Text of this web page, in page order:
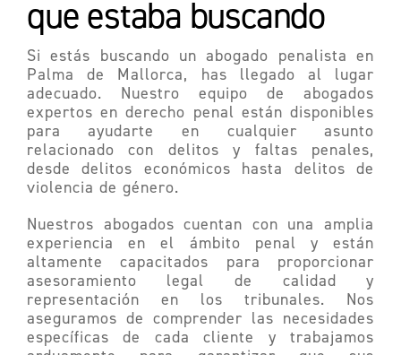
que estaba buscando
Si estás buscando un abogado penalista en
Palma de Mallorca, has llegado al lugar
adecuado. Nuestro equipo de abogados
expertos en derecho penal están disponibles
para ayudarte en cualquier asunto
relacionado con delitos y faltas penales,
desde delitos económicos hasta delitos de
violencia de género.
Nuestros abogados cuentan con una amplia
experiencia en el ámbito penal y están
altamente capacitados para proporcionar
asesoramiento legal de calidad y
representación en los tribunales. Nos
aseguramos de comprender las necesidades
específicas de cada cliente y trabajamos